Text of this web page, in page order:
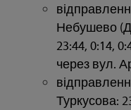
Небушево
23:44, 0:14,
через вул.
Туркусова: